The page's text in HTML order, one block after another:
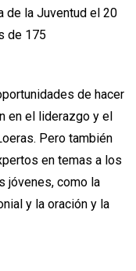
de la Juventud el 20
de 175
de hacer
en el liderazgo y el
Pero también
en temas a los
jóvenes, como la
y la oración y la